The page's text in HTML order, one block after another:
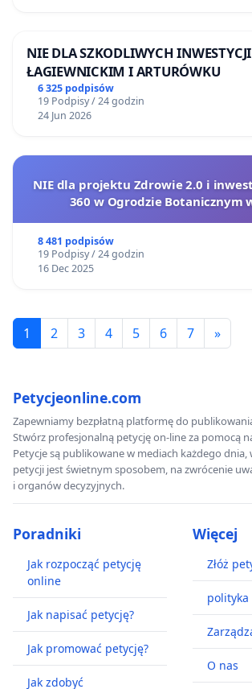
NIE DLA SZKODLIWYCH
ŁAGIEWNICKIM I ARTURÓWKU
6 325 podpisów
19 Podpisy / 24 godzin
24 Jun 2026
NIE dla projektu Zdrowie 2.0 i
360 w Ogrodzie Botanicznym
8 481 podpisów
19 Podpisy / 24 godzin
16 Dec 2025
1 2 3 4 5 6 7 »
Petycjeonline.com
Zapewniamy bezpłatną platformę do
Stwórz profesjonalną petycję on-line za pomocą
Petycje są publikowane w mediach każdego dnia,
petycji jest świetnym sposobem, na zwrócenie
i organów decyzyjnych.
Poradniki
Jak rozpocząć petycję
online
Jak napisać petycję?
Jak promować petycję?
Jak zdobyć
Więcej
Złóż
O nas